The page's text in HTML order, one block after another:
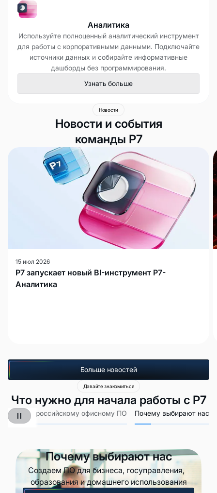
Аналитика
Используйте полноценный аналитический инструмент
для работы с корпоративными данными. Подключайте
источники данных и собирайте информативные
дашборды без программирования.
Узнать больше
Новости
Новости и события
команды Р7
15 июл 2026
Р7 запускает новый BI-инструмент Р7-
Аналитика
Больше новостей
Давайте знакомиться
Что нужно для начала работы с Р7
Гайд по российскому офисному ПО Почему выбирают нас
Почему выбирают нас
Создаем ПО для бизнеса, госуправления,
образования и домашнего использования